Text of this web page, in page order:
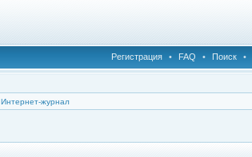
Регистрация • FAQ • Поиск •
Интернет-журнал